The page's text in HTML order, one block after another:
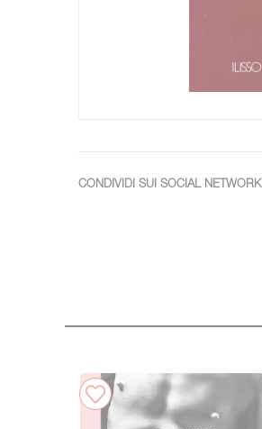
CONDIVIDI SUI SOCIAL NETWORK